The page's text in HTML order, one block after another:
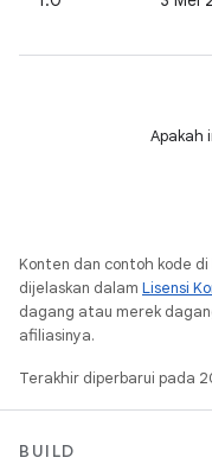
Apakah
Konten dan contoh kode
dijelaskan dalam Lisensi
dagang atau merek
afiliasinya.
Terakhir diperbarui pada
BUILD